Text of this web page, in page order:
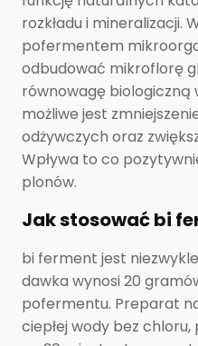
rozkładu i mineralizacji.
pofermentem
odbudować mikroflorę
równowagę biologiczną
możliwe jest
odżywczych oraz
Wpływa to co
plonów.
Jak stosować bi
bi ferment jest
dawka wynosi 20
pofermentu. Preparat
ciepłej wody bez